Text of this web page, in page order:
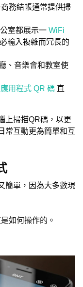
務結帳通常提供掃
室都展示一 WiFi
輸入複雜而冗長的
、音樂會和教室使
應用程式 QR 碼 直
上掃描QR碼，以更
常互動更為簡單和互
簡單，因為大多數現
如何操作的。